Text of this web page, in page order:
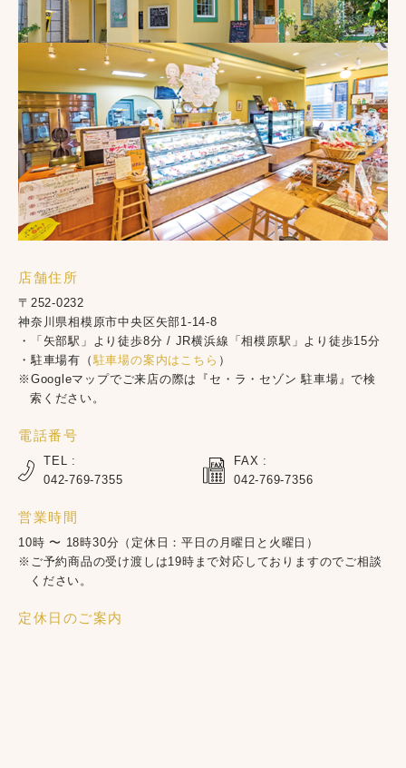
店舗住所
〒252-0232
神奈川県相模原市中央区矢部1-14-8
・「矢部駅」より徒歩8分 / JR横浜線「相模原駅」より徒歩15分
・駐車場有（駐車場の案内はこちら ）
※Googleマップでご来店の際は『セ・ラ・セゾン 駐車場』で検
索ください。
電話番号
TEL :
042-769-7355
FAX :
042-769-7356
営業時間
10時 〜 18時30分（定休日：平日の月曜日と火曜日）
※ご予約商品の受け渡しは19時まで対応しておりますのでご相談
ください。
定休日のご案内